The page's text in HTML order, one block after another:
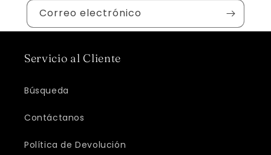
Correo electrónico
Servicio al Cliente
Búsqueda
Contáctanos
Política de Devolución